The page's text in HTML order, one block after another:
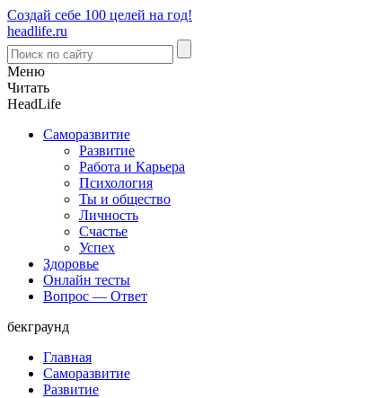
Создай себе 100 целей на год!
headlife.ru
Меню
Читать
HeadLife
Саморазвитие
Развитие
Работа и Карьера
Психология
Ты и общество
Личность
Счастье
Успех
Здоровье
Онлайн тесты
Вопрос — Ответ
бекграунд
Главная
Саморазвитие
Развитие